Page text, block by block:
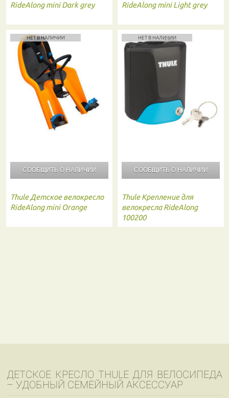
RideAlong mini Dark grey
RideAlong mini Light grey
НЕТ В НАЛИЧИИ
СООБЩИТЬ О НАЛИЧИИ
Thule Детское велокресло
RideAlong mini Orange
НЕТ В НАЛИЧИИ
СООБЩИТЬ О НАЛИЧИИ
Thule Крепление для
велокресла RideAlong
100200
ДЕТСКОЕ КРЕСЛО THULE ДЛЯ ВЕЛОСИПЕДА
– УДОБНЫЙ СЕМЕЙНЫЙ АКСЕССУАР